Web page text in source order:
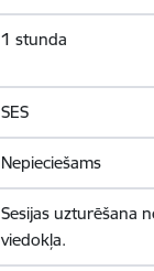
1 stunda
SES
Nepieciešams
Sesijas uzturēšana
viedokļa.